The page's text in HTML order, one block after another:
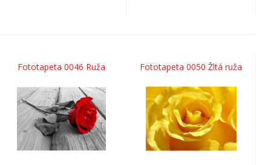
Fototapeta 0046 Ruža Fototapeta 0050 Žltá ruža